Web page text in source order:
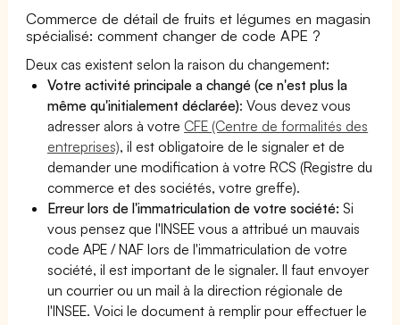
Commerce de détail de fruits et légumes en magasin
spécialisé: comment changer de code APE ?
Deux cas existent selon la raison du changement:
Votre activité principale a changé (ce n'est plus la
même qu'initialement déclarée): Vous devez vous
adresser alors à votre CFE (Centre de formalités des
entreprises), il est obligatoire de le signaler et de
demander une modification à votre RCS (Registre du
commerce et des sociétés, votre greffe).
Erreur lors de l'immatriculation de votre société:Si
vous pensez que l'INSEE vous a attribué un mauvais
code APE / NAF lors de l'immatriculation de votre
société, il est important de le signaler. Il faut envoyer
un courrier ou un mail à la direction régionale de
l'INSEE. Voici le document à remplir pour effectuer le